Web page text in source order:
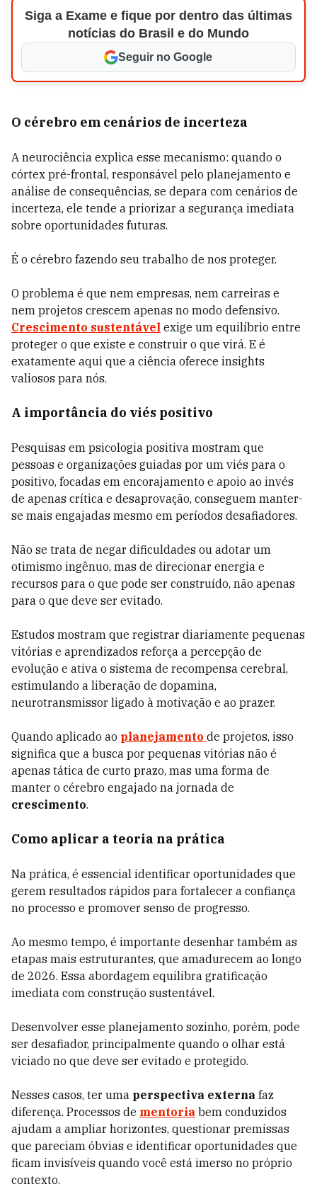
Siga a Exame e fique por dentro das últimas
notícias do Brasil e do Mundo
Seguir no Google
O cérebro em cenários de incerteza
A neurociência explica esse mecanismo: quando o
córtex pré-frontal, responsável pelo planejamento e
análise de consequências, se depara com cenários de
incerteza, ele tende a priorizar a segurança imediata
sobre oportunidades futuras.
É o cérebro fazendo seu trabalho de nos proteger.
O problema é que nem empresas, nem carreiras e
nem projetos crescem apenas no modo defensivo.
Crescimento sustentável exige um equilíbrio entre
proteger o que existe e construir o que virá. E é
exatamente aqui que a ciência oferece insights
valiosos para nós.
A importância do viés positivo
Pesquisas em psicologia positiva mostram que
pessoas e organizações guiadas por um viés para o
positivo, focadas em encorajamento e apoio ao invés
de apenas crítica e desaprovação, conseguem manter-
se mais engajadas mesmo em períodos desafiadores.
Não se trata de negar dificuldades ou adotar um
otimismo ingênuo, mas de direcionar energia e
recursos para o que pode ser construído, não apenas
para o que deve ser evitado.
Estudos mostram que registrar diariamente pequenas
vitórias e aprendizados reforça a percepção de
evolução e ativa o sistema de recompensa cerebral,
estimulando a liberação de dopamina,
neurotransmissor ligado à motivação e ao prazer.
Quando aplicado ao planejamento de projetos, isso
significa que a busca por pequenas vitórias não é
apenas tática de curto prazo, mas uma forma de
manter o cérebro engajado na jornada de
crescimento.
Como aplicar a teoria na prática
Na prática, é essencial identificar oportunidades que
gerem resultados rápidos para fortalecer a confiança
no processo e promover senso de progresso.
Ao mesmo tempo, é importante desenhar também as
etapas mais estruturantes, que amadurecem ao longo
de 2026. Essa abordagem equilibra gratificação
imediata com construção sustentável.
Desenvolver esse planejamento sozinho, porém, pode
ser desafiador, principalmente quando o olhar está
viciado no que deve ser evitado e protegido.
Nesses casos, ter uma perspectiva externa faz
diferença. Processos de mentoria bem conduzidos
ajudam a ampliar horizontes, questionar premissas
que pareciam óbvias e identificar oportunidades que
ficam invisíveis quando você está imerso no próprio
contexto.